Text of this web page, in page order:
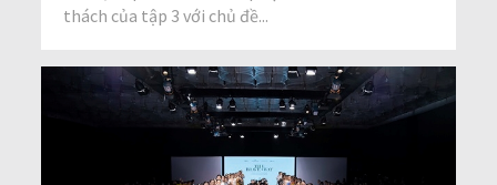
thách của tập 3 với chủ đề...